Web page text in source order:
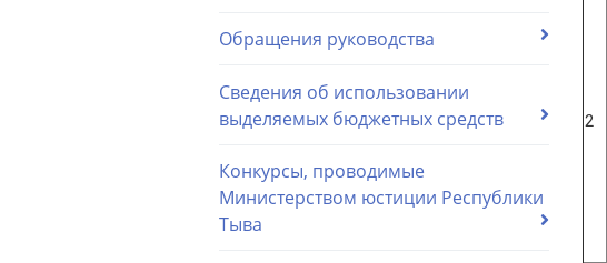
Обращения руководства
Сведения об использовании
выделяемых бюджетных средств
Конкурсы, проводимые
Министерством юстиции Республики
Тыва
2